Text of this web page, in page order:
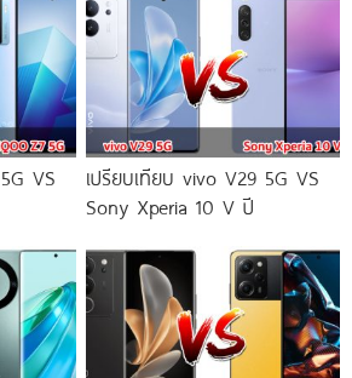
VS
เปรียบเทียบ vivo V29 5G VS
Sony Xperia 10 V ปี